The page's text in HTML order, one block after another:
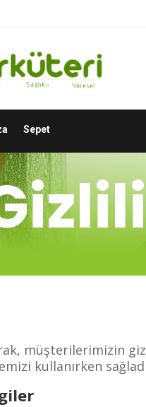
Sepet
müşterilerimizin
kullanırken